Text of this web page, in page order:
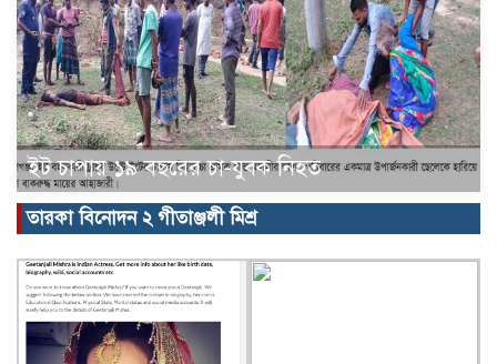
ইট চাপায় ১৯ বছরের চা-যুবক নিহত
তারকা বিনোদন ২ গীতাঞ্জলী মিশ্র